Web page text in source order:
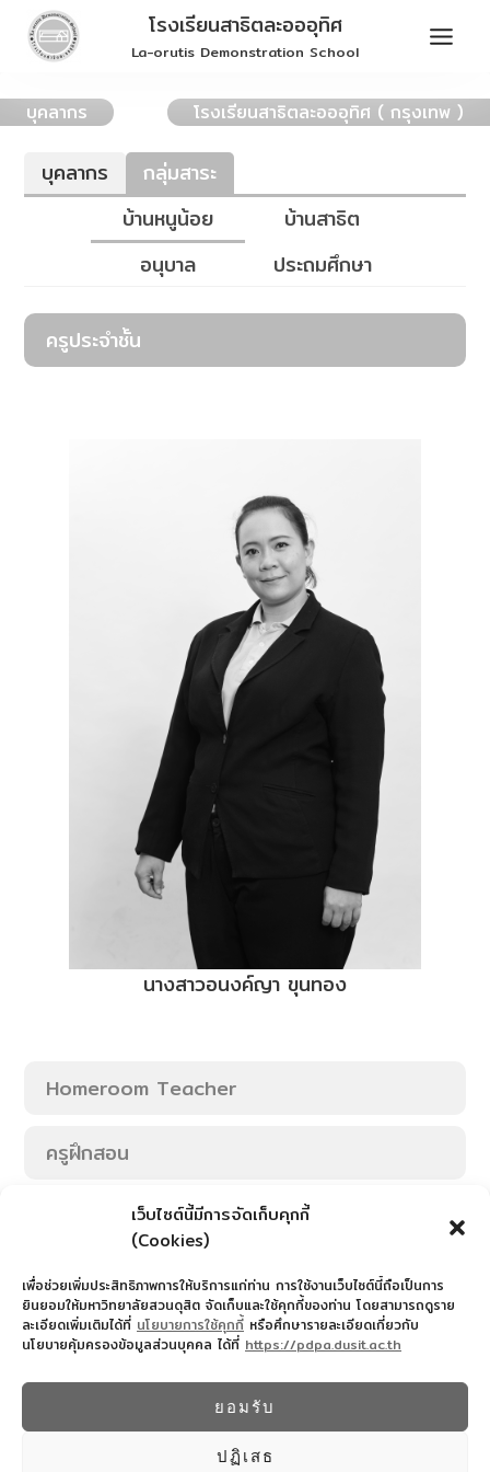
เว็บไซต์นี้มีการจัดเก็บคุกกี้
(Cookies)
เพื่อช่วยเพิ่มประสิทธิภาพการให้บริการแก่ท่าน การใช้งานเว็บไซต์นี้ถือเป็นการ
ยินยอมให้มหาวิทยาลัยสวนดุสิต จัดเก็บและใช้คุกกี้ของท่าน โดยสามารถดูราย
ละเอียดเพิ่มเติมได้ที่ นโยบายการใช้คุกกี้ หรือศึกษารายละเอียดเกี่ยวกับ
นโยบายคุ้มครองข้อมูลส่วนบุคคล ได้ที่ https://pdpa.dusit.ac.th
ยอมรับ
ปฏิเสธ
Skip
โรงเรียนสาธิตละอออุทิศ
La-orutis Demonstration School
บุคลากร โรงเรียนสาธิตละอออุทิศ ( กรุงเทพ )
บุคลากร กลุ่มสาระ
บ้านหนูน้อย
บ้านสาธิต
อนุบาล
ประถมศึกษา
ครูประจำชั้น
นางสาวอนงค์ญา ขุนทอง
Homeroom Teacher
ครูฝึกสอน
ครูกิจกรรมพิเศษ
022445587
© 2026 โรงเรียนสาธิตละอออุทิศ - WordPress
Theme byKadence WP